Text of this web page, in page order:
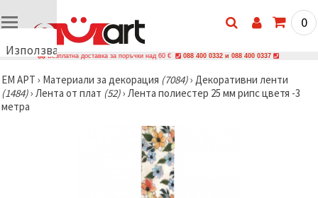
Използваме
🍪
Използваме
бисквитки
0
Безплатна доставка за поръчки над 60 € 088 400 0332 и 088 400 0337
ЕМ АРТ › Материали за декорация (7084)› Декоративни ленти
(1484)› Лента от плат (52)› Лента полиестер 25 мм рипс цветя -3
метра